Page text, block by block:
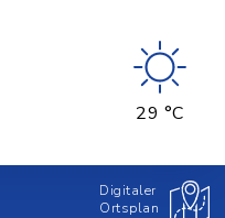
29 °C
Digitaler
Ortsplan